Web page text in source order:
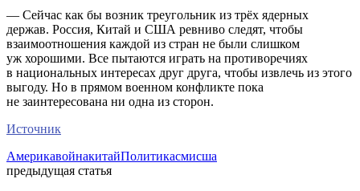
— Сейчас как бы возник треугольник из трёх ядерных
держав. Россия, Китай и США ревниво следят, чтобы
взаимоотношения каждой из стран не были слишком
уж хорошими. Все пытаются играть на противоречиях
в национальных интересах друг друга, чтобы извлечь из этого
выгоду. Но в прямом военном конфликте пока
не заинтересована ни одна из сторон.
Источник
АмерикавойнакитайПолитикасмисша
предыдущая статья